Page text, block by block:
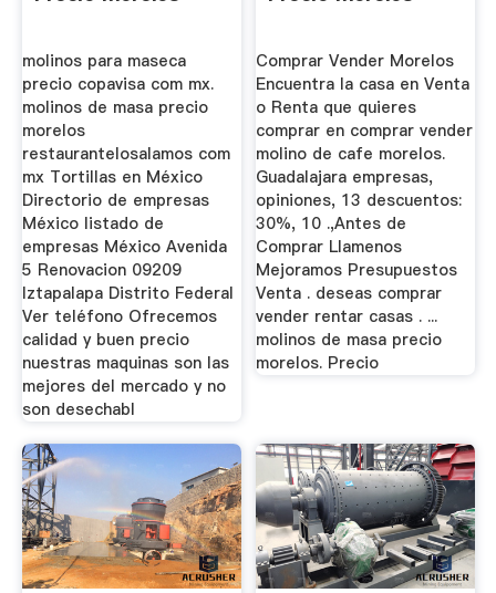
molinos para maseca
precio copavisa com mx.
molinos de masa precio
morelos
restaurantelosalamos com
mx Tortillas en México
Directorio de empresas
México listado de
empresas México Avenida
5 Renovacion 09209
Iztapalapa Distrito Federal
Ver teléfono Ofrecemos
calidad y buen precio
nuestras maquinas son las
mejores del mercado y no
son desechabl
Comprar Vender Morelos
Encuentra la casa en Venta
o Renta que quieres
comprar en comprar vender
molino de cafe morelos.
Guadalajara empresas,
opiniones, 13 descuentos:
30%, 10 .,Antes de
Comprar Llamenos
Mejoramos Presupuestos
Venta . deseas comprar
vender rentar casas . ...
molinos de masa precio
morelos. Precio